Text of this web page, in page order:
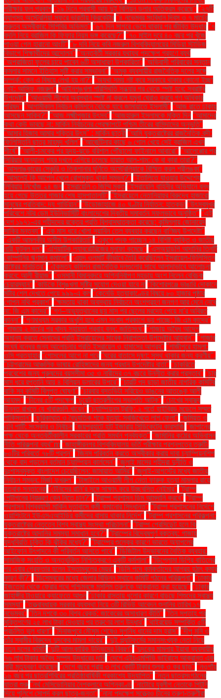
পরীক্ষার ফল প্রকাশ "১৯ দিনে প্রবাসী আয় দুই বিলিয়ন ডলার অতিক্রম করেছে" "২৭টি
ব্যাগসহ অস্ট্রেলিয়া সফরে ভারতীয় ক্রিকেটার "৪ নভেম্বর সংবিধান দিবস ও ৭ মার্চের
গুরুত্ব অস্বীকার: সিপিবির অভিমত" "৬৭ দিন সাগরে ভেসে থাকার পর জীবিত উদ্ধার "৭
বদলি নিয়ে ব্রাজিল কি ফিফার নিয়ম ভঙ্গ করেছে?" "৭০ মাইল দূরে ৪০ বছর পর খুঁজে
পাওয়া গেল হারানো আংটি" "৮ দবি নিয়ে কবি নজরুল বিশ্ববিদ্যালয়ের মিডিয়া স্টাডিজ
বিভাগে শিক্ষার্থীদের আন্দোলন" "অন্তর্বর্তী সরকার যথাযথ পদক্ষেপ গ্রহণে ব্যর্থ
"অপরাজিতা ফুলের চায়ে পাবেন ৬টি অসাধারণ উপকারিতা" "অভিবাসী পরিবারের সন্তান
কমলার সামনে ইতিহাস সৃষ্টি করার সম্ভাবনা" "অমুক ব্যবসায়ীর রাজনৈতিক দলের সঙ্গে
সম্পর্ক: কেন এ বিষয়ে লেখা হয় না?" "অযথা সময় নষ্ট করে সরকারে থাকার কোনো ইচ্ছা
নেই: আসিফ নজরুল" "আইনশৃঙ্খলা পরিস্থিতি সন্ধ্যার পর থেকে স্পষ্ট হবে: স্বরাষ্ট্র
উপদেষ্টা" "আওয়ামী লীগের অবস্থান স্পষ্ট না করলে যমুনা ঘেরাও করবে গণ অধিকার
পরিষদ" "আগামীকাল নির্বাচন কমিশনে বৈঠকে যাবে জামায়াতে ইসলামী" "আজ রাতে ঢাকায়
আসছেন সাকিব?" "আজ লক্ষ্মীপূজার উৎসব" "আজহারুল ইসলামকে মুক্তি দিন "আমাদের
কথা কেউ ভাবছে না: মার্কিন নির্বাচনের প্রেক্ষাপটে পশ্চিম তীরের বাসিন্দাদের অনুভূতি"
"আমার হিজাব আমার শক্তির উৎস" : মার্কিন ছাত্রী "আমি যুক্তরাষ্ট্রের রাজনৈতিক বন্দী:
ফিলিস্তিনি ছাত্র মাহমুদ খলিল" "আর্জেন্টিনার কাছে ৬ গোল খেয়ে সেই ব্রাজিল এখন
শীর্ষে" "আলী-চমকের পর হৃদয়-ঝড়ে বরিশাল পৌঁছালো ফাইনালে আবারো" "আলেপ্পোর পর
সিরিয়ার অন্যান্য শহর দখলে এগিয়ে চলেছে হায়াত আল-শাম: কে বা কারা তারা?"
"আসলাঙ্কারের সেঞ্চুরি ও তিকশানার ঘূর্ণিতে অস্ট্রেলিয়াকে বিস্মিত করল শ্রীলঙ্কা"
"আসলেই কি আপেল খেলে রোগমুক্ত থাকা সম্ভব?" "ইতালিতে যাওয়ার উদ্দেশ্যে
লিবিয়ায় নিখোঁজ ২৪ জন "ইসরায়েলি ৩ জিম্মি মুক্ত "ইসরায়েলি বাহিনীর অভিযানে বন্ধ
হয়ে গেছে উত্তর গাজার শেষ হাসপাতালটি" "ইসরায়েলে নেতানিয়াহুর বিরুদ্ধে হাজারো
মানুষের প্রতিবাদ: দ্য গার্ডিয়ান" "উড়োজাহাজে ৪০ ঘণ্টার নির্যাতন: হাতকড়া "উৎসবমুখর
পরিবেশে নটর ডেম ইউনিভার্সিটি বাংলাদেশের দ্বিতীয় সমাবর্তন সফলভাবে অনুষ্ঠিত" "এই
দেশ ১৯৭১-এর শহীদদের রক্তের প্রতি বিশ্বাসঘাতকতা করেছে: কুমিল্লায় জোনায়েদ
সাকির মন্তব্য" "এক মাস ধরে খোলা সয়াবিন তেল ব্যবহার করছেন বাণিজ্য উপদেষ্টা"
"একটি আমলকীর অসীম উপকারিতা!" "একুশে পদক পাচ্ছেন ১৪ বিশিষ্ট ব্যক্তি ও জাতীয়
নারী ফুটবল দল" "এশিয়াটিক ল্যাবরেটরিজের মুনাফা কমেছে" "এসঅ্যান্ডপি আদানির তিনটি
কোম্পানির ঋণমান কমালো" "এহুদ ওলমার্ট কীভাবে তৈরি করেছিলেন ইসরায়েল-ফিলিস্তিন
রাষ্ট্রের মানচিত্র" "ঐকমত্য কমিশন রাজনৈতিক দলগুলোর সাথে আলাদাভাবে আলোচনা
করবে: আলী রীয়াজ" "ওসমানী বিমানবন্দরে অগ্নিনির্বাপণ মহড়ায় অংশ নিলেন বেবিচক
চেয়ারম্যান" "কাউকে বিশৃঙ্খলা সৃষ্টির সুযোগ দেওয়া যাবে না "কিশোরগঞ্জে ভাঙারি দোকানে
মর্টার শেল দেখতে পেয়ে ৯৯৯-এ কল "কেনেডি হত্যাকাণ্ডের বিষয়ে ৮০ হাজার পৃষ্ঠার
গোপন নথি প্রকাশ" "ক্ষমতায় থাকা অবস্থায় নির্বাচনে অংশগ্রহণ জনগণ আর মেনে নেবে
না: জি এম কাদের" "গণ–অভ্যুত্থানের ছয় মাস পর ছেলের মরদেহ পেয়ে মা'র অবিরত
কান্না" "গণমাধ্যম সরকার অখুশি হবে এমন সংবাদ প্রকাশে ভয় পাচ্ছে: জি এম কাদের"
"গাজায় ২ মার্চের পর খাদ্য সহায়তা প্রবাহ বন্ধ: জাতিসংঘ" "গাজায় অবৈধ আদেশ
অমান্য করতে সেনাদের প্রতি ইসরায়েলের সাবেক নিরাপত্তা উপদেষ্টার আহ্বান"' "গাজার
সংঘর্ষ বন্ধের জন্য আলোচনার প্রতি ইসরায়েল ও হামাসের আগ্রহ" "গাজীপুরে হামলা:
ওসি প্রত্যাহার "গোসলের আগে না পরে "ঘরের বাতাসে দূষণ: সুস্থ থাকার জন্য করণীয়".
"চট্টগ্রামের আঞ্চলিক ভাষায় রোহিঙ্গাদের জন্য প্রধান উপদেষ্টার বার্তা" "চাকরিতে
প্রবেশের জন্য পুরুষদের বয়সসীমা ৩৫ ও নারীদের ৩৭ বছরে উন্নীত করার প্রস্তাব" "চার
মাস ধরে রপ্তানি আয় ৪ বিলিয়ন ডলারের উপরে" "চারটি পদ ছাড়া জাতীয় নাগরিক কমিটির
বাকি সব কমিটি বিলুপ্ত ঘোষণা" "চারবার বসতভিটা সরিয়েও ভাঙনের আতঙ্কে আলী
আহমদ" "চীনের ৫টি পদক্ষেপ "চুয়েট ছাত্রলীগের সভাপতি আটক" "চোখের স্বাস্থ্য
উন্নত রাখতে যে খাবারগুলি খাবেন" "চ্যাম্পিয়নস ট্রফি: ২ শর্তে হাইব্রিড মডেলে সম্মত
পাকিস্তান" "ছুরিকাঘাত ও বৈদ্যুতিক শকে হত্যা: সবজিখেতে লাশ ফেলা" "জমিয়ত ও
এবি পার্টি: সংস্কার ও নির্বাচন "জয়পুরহাটে হাট ইজারায় সিন্ডিকেটের কারসাজি "জাপানের
পক্ষ থেকে অন্তর্বর্তীকালীন সরকারের প্রতি সমর্থন পুনর্ব্যক্ত" "জার্মানির কঠোর অভিবাসন
নীতি পরিকল্পনা ব্যর্থ"m "জাহাঙ্গীরনগর বিশ্ববিদ্যালয় ভর্তি পরীক্ষার প্রশ্নপত্রে ত্রুটি:
৮০টির পরিবর্তে ৭৮টি প্রশ্ন" "জিনস পরিবর্তন করতে অস্বীকার করায় দাবা চ্যাম্পিয়নশিপ
থেকে বাদ পড়লেন বর্তমান চ্যাম্পিয়ন কার্লসেন" "জুলাই মাসের শহীদরা দুর্নীতি ও
দুঃশাসনমুক্ত বাংলাদেশ চেয়েছিলেন: জামায়াত আমির" "জুলাই-আগস্টের মধ্যে জাতীয়
নির্বাচন সম্ভব: মির্জা ফখরুল" "টাঙ্গাইলে আওয়ামী লীগ নেতা ফারুক হত্যা মামলার রায়ে
হতবাক সন্তানেরা "টেনিসের রানি’র সঙ্গে সাক্ষাৎ করে উচ্ছ্বসিত নেইমার" "ট্রাম্প
পেন্টাগনের নিয়ন্ত্রণ কেন নিতে চান?" "ট্রাম্প প্রশাসন ডিম আমদানি করবে" "ট্রাম্প
প্রশাসন বিশ্বব্যাপী মার্কিন দূতাবাসে কর্মী কমানোর সিদ্ধান্ত" "ট্রাম্প প্রশাসনের নির্দেশে
ওয়াশিংটনে ইউএসএআইডির কর্মীদের বাসায় থাকার নির্দেশ" "ট্রাম্প প্রশাসনের পরিকল্পনা:
যুক্তরাষ্ট্রের নেতৃত্বে বিশ্ব স্বাস্থ্য সংস্থা পরিচালনা" "ট্রাম্প প্রেসিডেন্ট হলে কি
যুক্তরাষ্ট্রে আদানির সমস্যা সমাধান হবে?" "ট্রাম্পের বিদ্বেষপূর্ণ বক্তব্য: গাজায়
যুদ্ধবিরতি চুক্তি কি ঝুঁকির মধ্যে?" "ট্রাম্পের শুল্কের কারণে ভারতে অ্যাপলের
আইফোন উৎপাদনে কী পরিবর্তন আসতে পারে" "ডিজিটাল উদ্ভাবনের নৈতিক ব্যবহার:
সামাজিক সংহতি ও অন্তর্ভুক্তি নিশ্চিতকরণে একটি কর্মশালা" "ডিপ্লোমা ডিগ্রি বাতিলের
পর এবার গ্রেফতার হলেন ইস্তাম্বুলের মেয়র" "ডিসি পদে কর্মকর্তাদের আগ্রহ হঠাৎ কমার
কারণ কী?" "ডিসেম্বরের মধ্যে জেলার বিভিন্ন স্থানে কমিটি গঠনের পরিকল্পনা" "ঢাকার
ইজতেমা থেকে ফেরার পথে পশ্চিমবঙ্গে মুসলিম তরুণকে আক্রান্ত করা হয়েছে" "ঢাকার
জাহাঙ্গীর টাওয়ারে ক্যাফেতে আগুন "ঢাকার রাস্তায় ধুলোর কারণে বাড়ছে শিশুদের স্বাস্থ্য
সমস্যা" "তত্ত্বাবধায়ক সরকার ব্যবস্থা নিয়ে ৩টি রিভিউ আবেদন শুনানির তারিখ ১৭
নভেম্বর" "তিন দশকে ৩০ বিশ্ব রেকর্ড: জাকেরের অসাধারণ কীর্তি" "তিন সপ্তাহ পর
মুক্তিপণের ২৫ লাখ টাকা দেওয়ার পর তরুণের লাশ উদ্ধার" "থাইরয়েড সম্পর্কিত ৫টি
প্রচলিত ভুল ধারণা" "দিনাজপুরে মৌসুম শেষেও সুগন্ধি ধানের দাম হ্রাস" "দীপু মনি ও
তাঁর স্বামীর বিরুদ্ধে দুদকের মামলা দায়ের" "দুই প্ল্যাটফর্মের সমানসংখ্যক নেতা নিয়ে
নতুন দলের কমিটি "দুটি আলংকারিক উদ্ভিদের বিবরণ" "দুদকের মামলায় ইয়াবা ব্যবসায়ীর
৭৬ লাখ টাকার অবৈধ সম্পদ উদ্ধারের দাবি "দেশে এইচএমপিভি ভাইরাসে আক্রান্ত এক
নারী মৃত্যুবরণ করেছেন "দেশে বছরে প্রায় ৩ লাখ কোটি টাকার শুল্ক ও কর ছাড়" "নওগাঁয়
১৬ বছর পর ছাত্রশিবিরের প্রতিষ্ঠাবার্ষিকী প্রকাশ্যে উদযাপিত" "নতুন ছাত্রসংগঠনের
যাত্রা শুরু "নর্থ মেসিডোনিয়ার নৈশক্লাবে অগ্নিকাণ্ড "নাটোরে যুবলীগ নেতাকে পিটুনি
দিয়ে পুলিশে সোপর্দ করল ছাত্র-জনতা" "নানা পদক্ষেপ সত্ত্বেও চীনের তরুণ-তরুণীরা